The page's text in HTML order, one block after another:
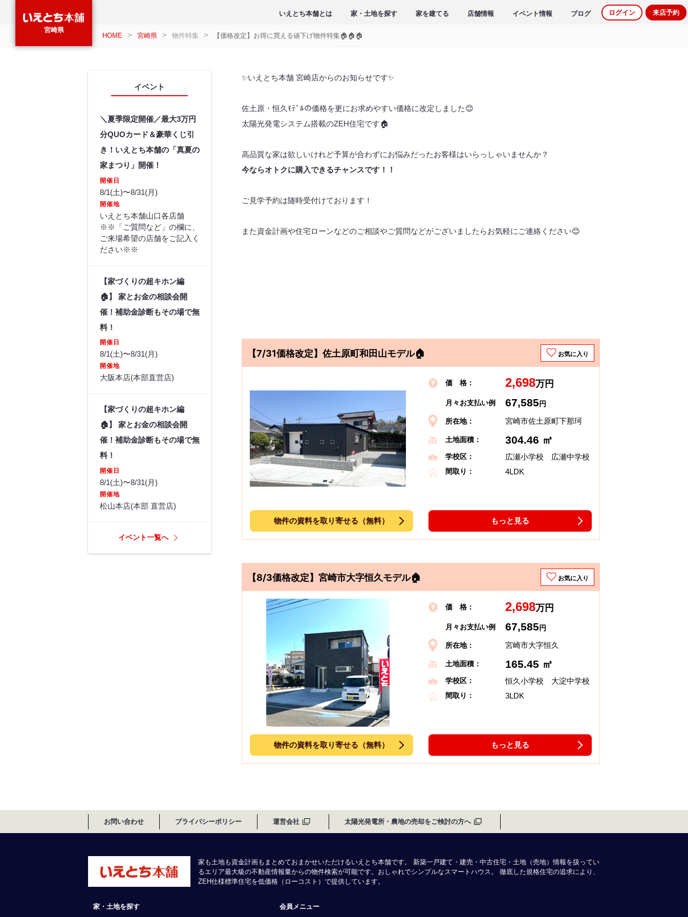
宮崎県
いえとち本舗とは 家・土地を探す 家を建てる 店舗情報 イベント情報 ブログ ログイン 来店予約
HOME 宮崎県 物件特集 【価格改定】お得に買える値下げ物件特集🏠🏠🏠
イベント
＼夏季限定開催／最大3万円
分QUOカード＆豪華くじ引
き！いえとち本舗の「真夏の
家まつり」開催！
開催日
8/1(土)〜8/31(月)
開催地
いえとち本舗山口各店舗
※※「ご質問など」の欄に、
ご来場希望の店舗をご記入く
ださい※※
【家づくりの超キホン編
🏠】 家とお金の相談会開
催！補助金診断もその場で無
料！
開催日
8/1(土)〜8/31(月)
開催地
大阪本店(本部直営店)
【家づくりの超キホン編
🏠】 家とお金の相談会開
催！補助金診断もその場で無
料！
開催日
8/1(土)〜8/31(月)
開催地
松山本店(本部 直営店)
イベント一覧へ
✨いえとち本舗 宮崎店からのお知らせです✨
佐土原・恒久ﾓﾃﾞﾙの価格を更にお求めやすい価格に改定しました😊
太陽光発電システム搭載のZEH住宅です🏠
高品質な家は欲しいけれど予算が合わずにお悩みだったお客様はいらっしゃいませんか？
今ならオトクに購入できるチャンスです！！
ご見学予約は随時受付けております！
また資金計画や住宅ローンなどのご相談やご質問などがございましたらお気軽にご連絡ください😊
【7/31価格改定】佐土原町和田山モデル🏠 お気に入り
価 格： 2,698万円
月々お支払い例 67,585 円
所在地： 宮崎市佐土原町下那珂
土地面積： 304.46 ㎡
学校区： 広瀬小学校 広瀬中学校
間取り： 4LDK
物件の資料を取り寄せる（無料） もっと見る
【8/3価格改定】宮崎市大字恒久モデル🏠 お気に入り
価 格： 2,698万円
月々お支払い例 67,585 円
所在地： 宮崎市大字恒久
土地面積： 165.45 ㎡
学校区： 恒久小学校 大淀中学校
間取り： 3LDK
物件の資料を取り寄せる（無料） もっと見る
お問い合わせ プライバシーポリシー 運営会社 太陽光発電所・農地の売却をご検討の方へ
家も土地も資金計画もまとめておまかせいただけるいえとち本舗です。 新築一戸建て・建売・中古住宅・土地（売地）情報を扱ってい
るエリア最大級の不動産情報量からの物件検索が可能です。おしゃれでシンプルなスマートハウス。 徹底した規格住宅の追求により、
ZEH仕様標準住宅を低価格（ローコスト）で提供しています。
家・土地を探す 会員メニュー